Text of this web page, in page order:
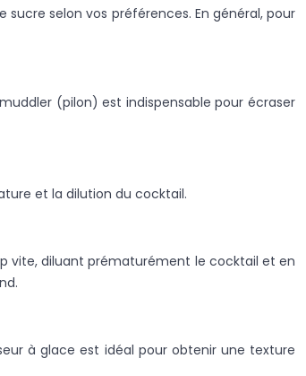
selon vos préférences. En général, pour
(pilon) est indispensable pour écraser
et la dilution du cocktail.
vite, diluant prématurément le cocktail et en
à glace est idéal pour obtenir une texture